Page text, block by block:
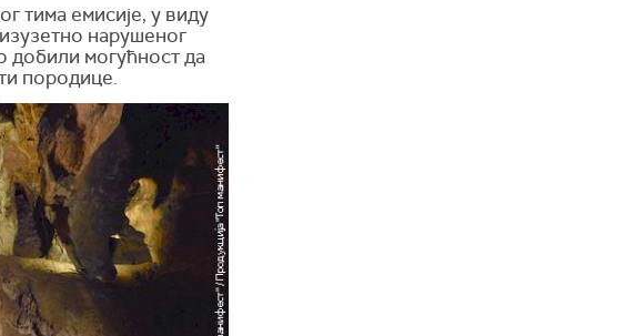
тима емисије, у виду
нарушеног
добили могућност да
породице.